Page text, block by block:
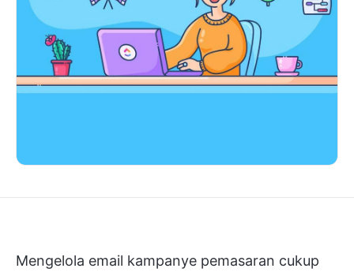
Mengelola email kampanye pemasaran cukup